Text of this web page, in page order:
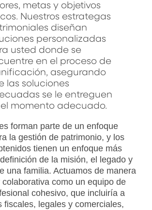
metas y objetivos
Nuestros estrategas
diseñan
personalizadas
usted donde se
en el proceso de
asegurando
las soluciones
se le entreguen
momento adecuado.
forman parte de un enfoque
la gestión de patrimonio, y los
tienen un enfoque más
de la misión, el legado y
una familia. Actuamos de manera
como un equipo de
cohesivo, que incluiría a
fiscales, legales y comerciales,